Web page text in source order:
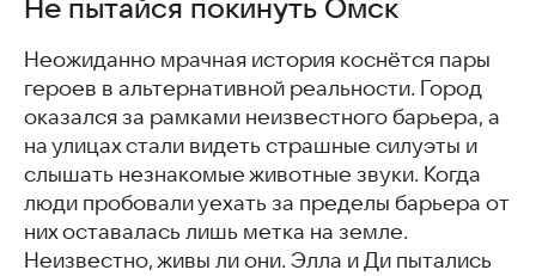
Не пытайся покинуть Омск
Неожиданно мрачная история коснётся пары
героев в альтернативной реальности. Город
оказался за рамками неизвестного барьера, а
на улицах стали видеть страшные силуэты и
слышать незнакомые животные звуки. Когда
люди пробовали уехать за пределы барьера от
них оставалась лишь метка на земле.
Неизвестно, живы ли они. Элла и Ди пытались